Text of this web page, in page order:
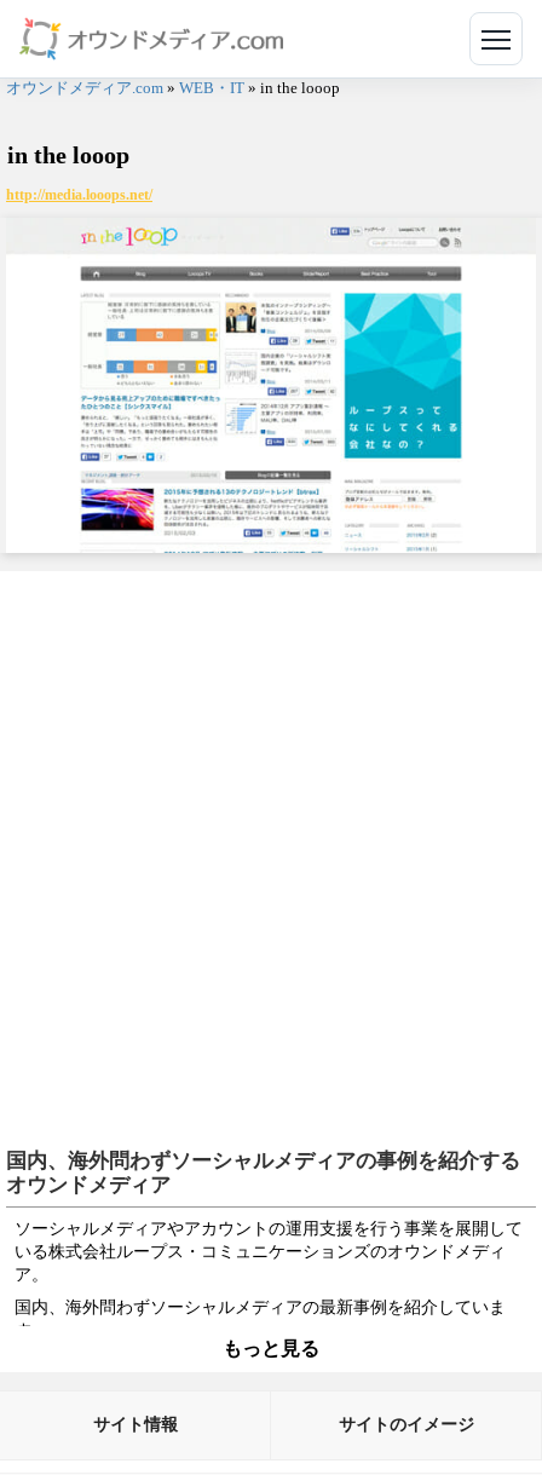
メニ
オウンドメディア.com » WEB・IT » in the looop
in the looop
http://media.looops.net/
国内、海外問わずソーシャルメディアの事例を紹介する
オウンドメディア
ソーシャルメディアやアカウントの運用支援を行う事業を展開して
いる株式会社ループス・コミュニケーションズのオウンドメディ
ア。
国内、海外問わずソーシャルメディアの最新事例を紹介していま
す。
コンバージョンポイントは自社サービスやメルマガへの流入です。
ソーシャルの主役はスマホでの媒体と考えると、少し残念ですね。
もっと見る
サイト情報 サイトのイメージ